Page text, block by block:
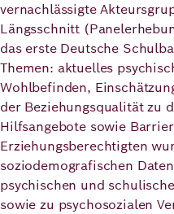
Karriere
Presse
Publikationen
vernachlässigte
Längsschnitt
das erste Deutsche
Themen: aktuelles
Wohlbefinden,
der Beziehungsqualität zu
Hilfsangebote sowie
Erziehungsberechtigten
soziodemografischen
psychischen und
sowie zu psychosozialen